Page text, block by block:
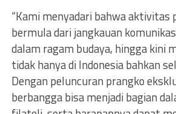
“Kami menyadari bahwa aktivitas
bermula dari jangkauan
dalam ragam budaya, hingga kini
tidak hanya di Indonesia bahkan
Dengan peluncuran prangko
berbangga bisa menjadi bagian